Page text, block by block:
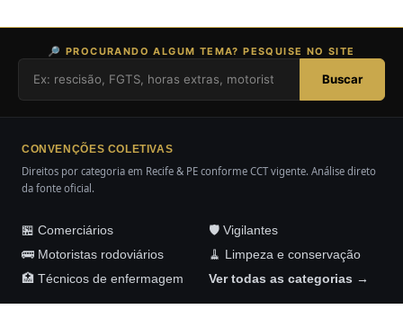
🔎 PROCURANDO ALGUM TEMA? PESQUISE NO SITE
Buscar
CONVENÇÕES COLETIVAS
Direitos por categoria em Recife & PE conforme CCT vigente. Análise direto
da fonte oficial.
🏪 Comerciários
🛡️ Vigilantes
🚌 Motoristas rodoviários
🧹 Limpeza e conservação
🏥 Técnicos de enfermagem
Ver todas as categorias →